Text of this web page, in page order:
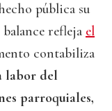
pública su
refleja el
contabiliza
labor del
parroquiales,